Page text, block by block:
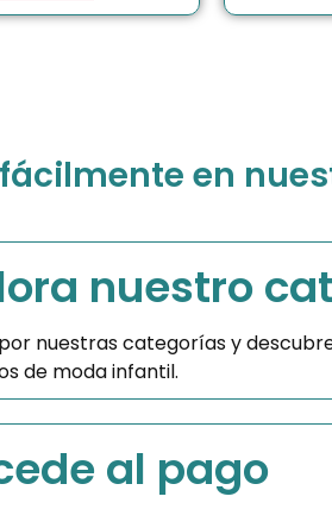
en
nuestro
nuestras categorías y
de moda infantil.
al pago